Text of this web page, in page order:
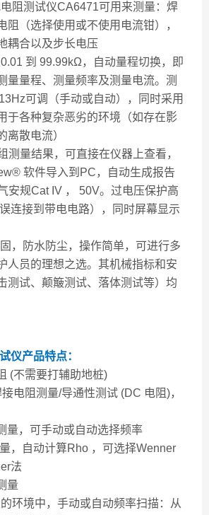
阻测试仪CA6471可用来测量：焊
阻（选择使用或不使用电流钳），
耦合以及步长电压
到 99.99kΩ，自动量程切换，即
量量程、测量频率及测量电流。测
可调（手动或自动），同时采用
于各种复杂恶劣的环境（如存在影
离散电流）
测量结果，可直接在仪器上查看，
软件导入到PC，自动生成报告
安规Cat IV ， 50V。过电压保护高
连接到带电电路），同时屏幕显示
，防水防尘，操作简单，可进行多
人员的理想之选。其机械指标和安
测试、颠簸测试、落体测试等）均
仪产品特点：
(不需要打辅助地桩)
电阻测量/导通性测试 (DC 电阻)，
量，可手动或自动选择频率
，自动计算Rho ，可选择Wenner
法
量
环境中，手动或自动频率扫描：从